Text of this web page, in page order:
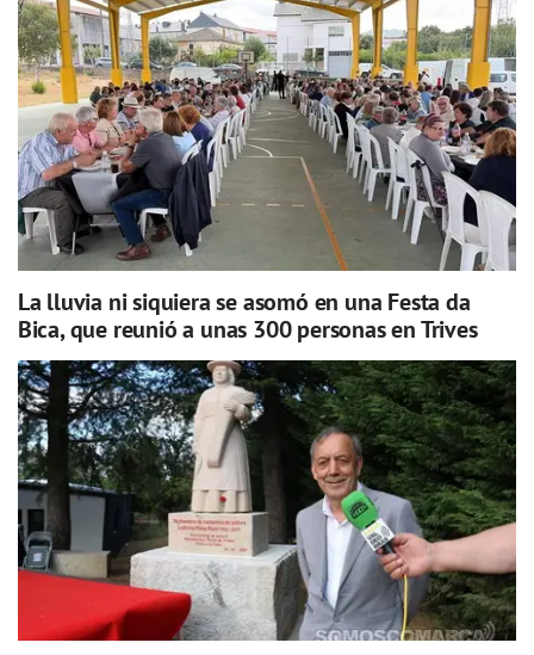
La lluvia ni siquiera se asomó en una Festa da
Bica, que reunió a unas 300 personas en Trives